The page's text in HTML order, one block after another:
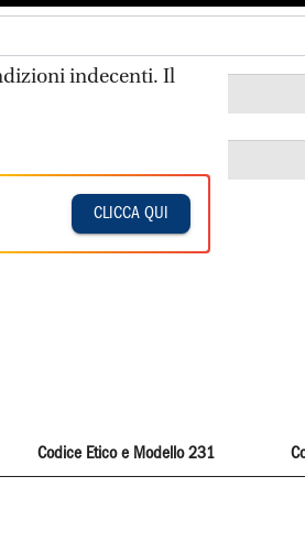
indecenti. Il
CLICCA QUI
Codice Etico e Modello 231